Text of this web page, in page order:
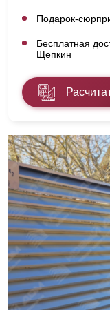
Подарок-
Бесплатная
Щепкин